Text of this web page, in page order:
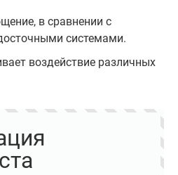
в сравнении с
системами.
воздействие различных